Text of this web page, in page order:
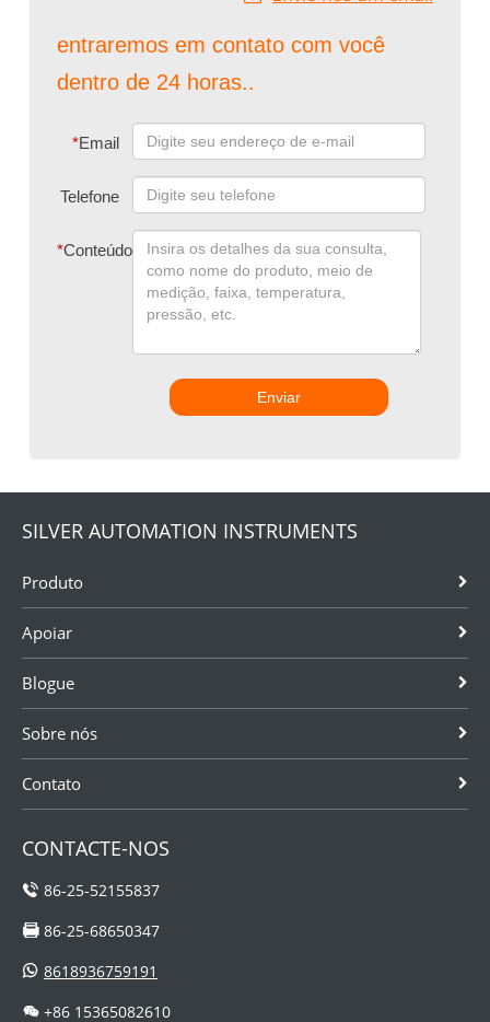
entraremos em contato com você
dentro de 24 horas..
*Email
Telefone
*Conteúdo
Enviar
SILVER AUTOMATION INSTRUMENTS
Produto
Apoiar
Blogue
Sobre nós
Contato
CONTACTE-NOS
86-25-52155837
86-25-68650347
8618936759191
+86 15365082610